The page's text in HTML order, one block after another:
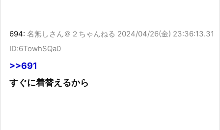
694: 名無しさん＠２ちゃんねる 2024/04/26(金) 23:36:13.31
ID:6TowhSQa0
>>691
すぐに着替えるから